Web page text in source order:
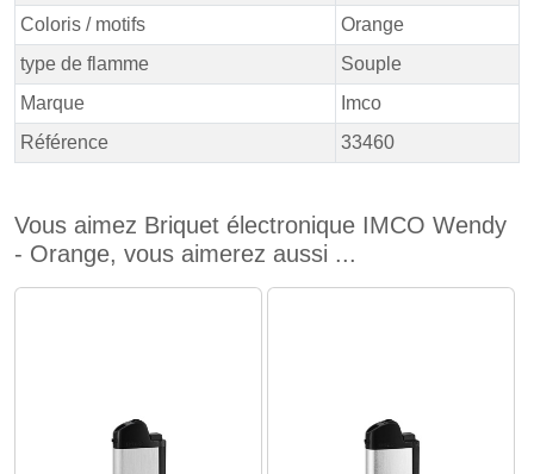
Coloris / motifs
Orange
type de flamme
Souple
Marque
Imco
Référence
33460
Vous aimez Briquet électronique IMCO Wendy
- Orange, vous aimerez aussi ...